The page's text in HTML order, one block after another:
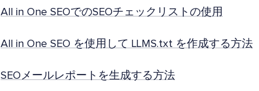
All in One SEOでのSEOチェックリストの使用
All in One SEO を使用して LLMS.txt を作成する方法
SEOメールレポートを生成する方法